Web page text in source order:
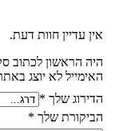
אין עדיין חוות דעת.
היה הראשון לכתוב
האימייל לא יוצג
הדירוג שלך *
הביקורת שלך *